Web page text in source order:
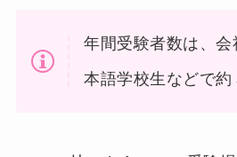
年間受験者数は、会
本語学校生などで約